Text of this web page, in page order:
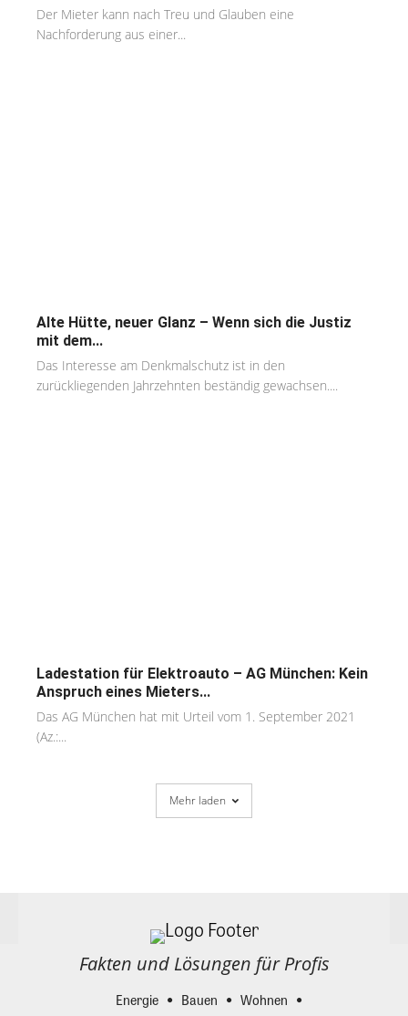
Der Mieter kann nach Treu und Glauben eine
Nachforderung aus einer...
Alte Hütte, neuer Glanz – Wenn sich die Justiz
mit dem...
Das Interesse am Denkmalschutz ist in den
zurückliegenden Jahrzehnten beständig gewachsen....
Ladestation für Elektroauto – AG München: Kein
Anspruch eines Mieters...
Das AG München hat mit Urteil vom 1. September 2021
(Az.:...
Mehr laden
Fakten und Lösungen für Profis
Energie Bauen
Wohnen